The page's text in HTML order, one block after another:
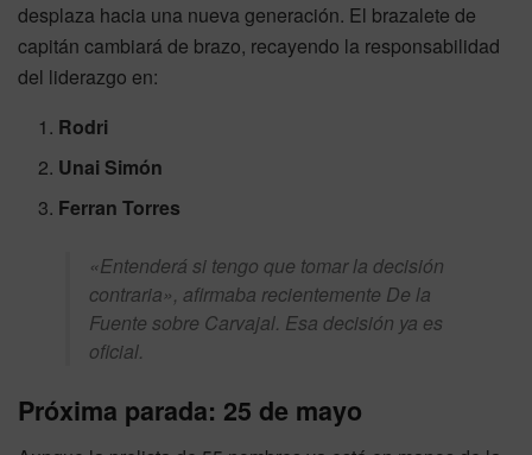
desplaza hacia una nueva generación. El brazalete de
capitán cambiará de brazo, recayendo la responsabilidad
del liderazgo en:
Rodri
Unai Simón
Ferran Torres
«Entenderá si tengo que tomar la decisión
contraria», afirmaba recientemente De la
Fuente sobre Carvajal. Esa decisión ya es
oficial.
Próxima parada: 25 de mayo